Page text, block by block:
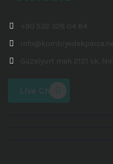
+90 532 328 04 84
Güzelyurt mah 2121 sk.
Live Chat